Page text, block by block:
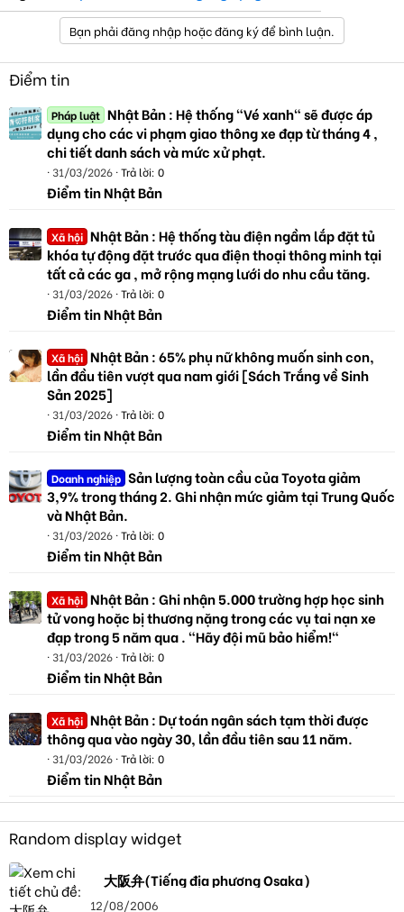
Bạn phải đăng nhập hoặc đăng ký để bình luận.
Điểm tin
Pháp luật Nhật Bản : Hệ thống "Vé xanh" sẽ được áp
dụng cho các vi phạm giao thông xe đạp từ tháng 4 ,
chi tiết danh sách và mức xử phạt.
31/03/2026 Trả lời: 0
Điểm tin Nhật Bản
Xã hội Nhật Bản : Hệ thống tàu điện ngầm lắp đặt tủ
khóa tự động đặt trước qua điện thoại thông minh tại
tất cả các ga , mở rộng mạng lưới do nhu cầu tăng.
31/03/2026 Trả lời: 0
Điểm tin Nhật Bản
Xã hội Nhật Bản : 65% phụ nữ không muốn sinh con,
lần đầu tiên vượt qua nam giới [Sách Trắng về Sinh
Sản 2025]
31/03/2026 Trả lời: 0
Điểm tin Nhật Bản
Doanh nghiệp Sản lượng toàn cầu của Toyota giảm
3,9% trong tháng 2. Ghi nhận mức giảm tại Trung Quốc
và Nhật Bản.
31/03/2026 Trả lời: 0
Điểm tin Nhật Bản
Xã hội Nhật Bản : Ghi nhận 5.000 trường hợp học sinh
tử vong hoặc bị thương nặng trong các vụ tai nạn xe
đạp trong 5 năm qua . "Hãy đội mũ bảo hiểm!"
31/03/2026 Trả lời: 0
Điểm tin Nhật Bản
Xã hội Nhật Bản : Dự toán ngân sách tạm thời được
thông qua vào ngày 30, lần đầu tiên sau 11 năm.
31/03/2026 Trả lời: 0
Điểm tin Nhật Bản
Random display widget
大阪弁(Tiếng địa phương Osaka)
12/08/2006